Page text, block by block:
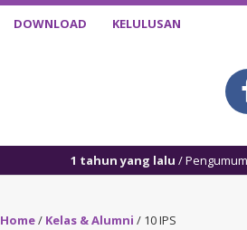
DOWNLOAD KELULUSAN
1 tahun yang lalu/ Pengumuman
Home/ Kelas & Alumni / 10 IPS